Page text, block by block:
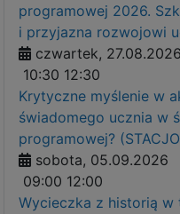
programowej 2026.
i przyjazna rozwojowi
czwartek, 27.08.2026
10:30 12:30
Krytyczne myślenie w
świadomego ucznia w
programowej?
sobota, 05.09.2026
09:00 12:00
Wycieczka z historią